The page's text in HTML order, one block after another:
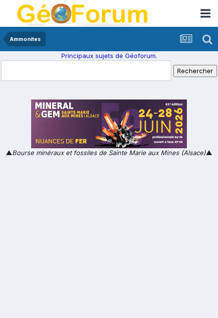
Ammonites
Principaux sujets de Géoforum.
▲Bourse minéraux et fossiles de Sainte Marie aux Mines (Alsace)▲